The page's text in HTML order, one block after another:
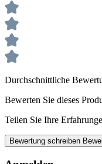
Durchschnittliche
Bewerten Sie dieses
Teilen Sie Ihre
Bewertung schreiben